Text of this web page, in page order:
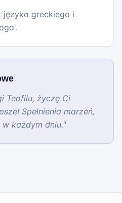
języka greckiego i
Teofilu, życzę Ci
Spełnienia marzeń,
każdym dniu."